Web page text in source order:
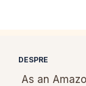
DESPRE
As an